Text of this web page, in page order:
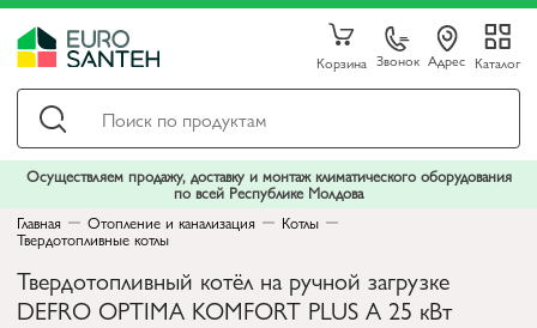
Корзина Звонок Адрес Каталог
Осуществляем продажу, доставку и монтаж климатического оборудования
по всей Республике Молдова
Главная
Отопление и канализация Котлы
Твердотопливные котлы
Твердотопливный котёл на ручной загрузке
DEFRO OPTIMA KOMFORT PLUS A 25 кВт